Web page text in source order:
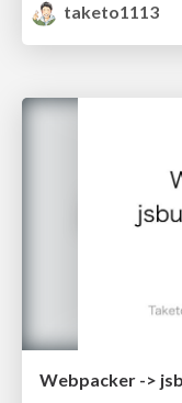
taketo1113
Webpacker ->